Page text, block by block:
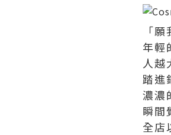
「
年輕
人越
踏進
濃濃
瞬間
全